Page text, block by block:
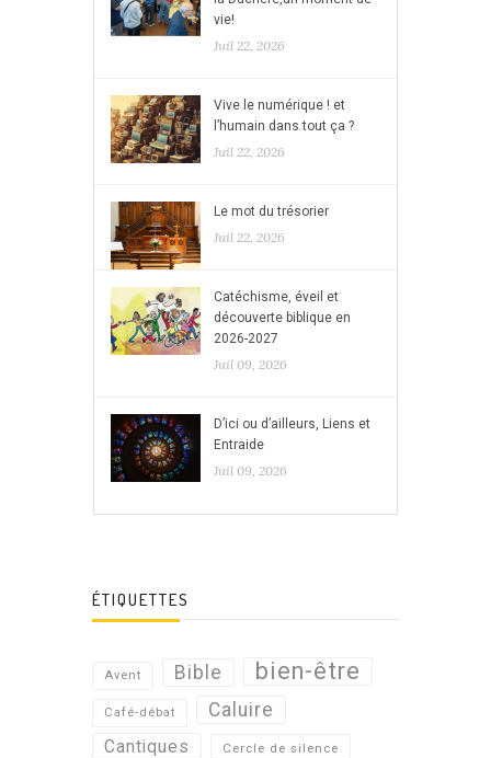
vie!
Juil 22, 2026
Vive le numérique ! et
l’humain dans tout ça ?
Juil 22, 2026
Le mot du trésorier
Juil 22, 2026
Catéchisme, éveil et
découverte biblique en
2026-2027
Juil 09, 2026
D’ici ou d’ailleurs, Liens et
Entraide
Juil 09, 2026
ÉTIQUETTES
Avent Bible bien-être
Café-débat Caluire
Cantiques Cercle de silence